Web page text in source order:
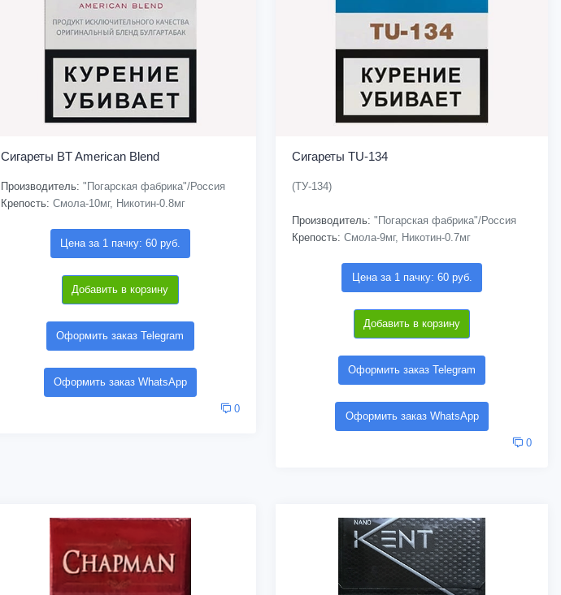
Сигареты BT American Blend
Производитель: "Погарская фабрика"/Россия
Крепость: Смола-10мг, Никотин-0.8мг
Цена за 1 пачку: 60 руб.
Добавить в корзину
Оформить заказ Telegram
Оформить заказ WhatsApp
0
Сигареты TU-134
(ТУ-134)
Производитель: "Погарская фабрика"/Россия
Крепость: Смола-9мг, Никотин-0.7мг
Цена за 1 пачку: 60 руб.
Добавить в корзину
Оформить заказ Telegram
Оформить заказ WhatsApp
0